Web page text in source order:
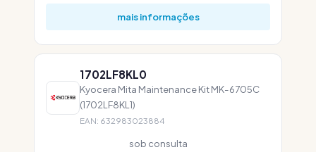
mais informações
1702LF8KL0
Kyocera Mita Maintenance Kit MK-6705C
(1702LF8KL1)
EAN: 632983023884
sob consulta